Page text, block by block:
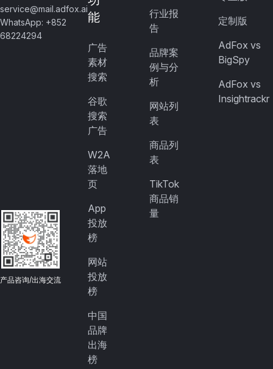
service@mail.adfox.ai
WhatsApp: +852
68224294
产品咨询/出海交流
能
广告
素材
搜索
谷歌
搜索
广告
W2A
落地
页
App
投放
榜
网站
投放
榜
中国
品牌
出海
榜
行业报
告
品牌案
例与分
析
网站列
表
商品列
表
TikTok
商品销
量
定制版
AdFox vs
BigSpy
AdFox vs
Insightrackr